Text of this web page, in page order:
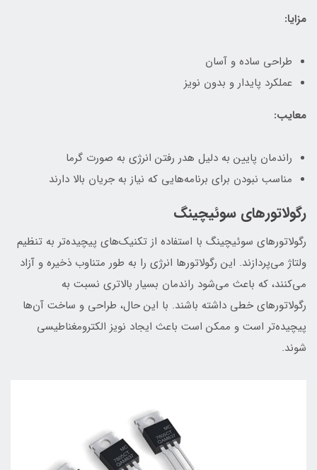
مزایا:
طراحی ساده و آسان
عملکرد پایدار و بدون نویز
معایب:
راندمان پایین به دلیل هدر رفتن انرژی به صورت گرما
مناسب نبودن برای برنامه‌هایی که نیاز به جریان بالا دارند
رگولاتورهای سوئیچینگ
رگولاتورهای سوئیچینگ با استفاده از تکنیک‌های پیچیده‌تر به تنظیم
ولتاژ می‌پردازند. این رگولاتورها انرژی را به طور متناوب ذخیره و آزاد
می‌کنند، که باعث می‌شود راندمان بسیار بالاتری نسبت به
رگولاتورهای خطی داشته باشند. با این حال، طراحی و ساخت آن‌ها
پیچیده‌تر است و ممکن است باعث ایجاد نویز الکترومغناطیسی
شوند.